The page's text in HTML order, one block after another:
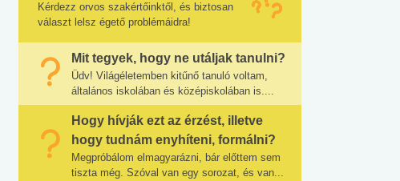
Kérdezz orvos szakértőinktől, és biztosan
választ lelsz égető problémáidra!
Mit tegyek, hogy ne utáljak tanulni?
Üdv! Világéletemben kitűnő tanuló voltam,
általános iskolában és középiskolában is....
Hogy hívják ezt az érzést, illetve
hogy tudnám enyhíteni, formálni?
Megpróbálom elmagyarázni, bár előttem sem
tiszta még. Szóval van egy sorozat, és van...